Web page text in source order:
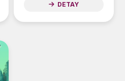
DETAY